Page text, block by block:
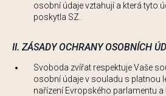
osobní údaje vztahují a která tyto
poskytla SZ.
II. ZÁSADY OCHRANY OSOBNÍCH
Svoboda zvířat respektuje Vaše
osobní údaje v souladu s platnou
nařízení Evropského parlamentu